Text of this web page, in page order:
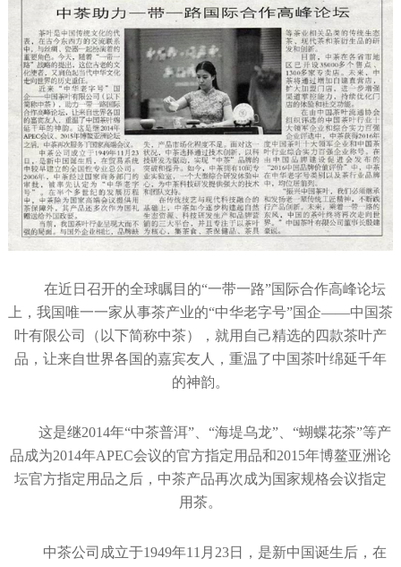
在近日召开的全球瞩目的“一带一路”国际合作高峰论坛
上，我国唯一一家从事茶产业的“中华老字号”国企——中国茶
叶有限公司（以下简称中茶），就用自己精选的四款茶叶产
品，让来自世界各国的嘉宾友人，重温了中国茶叶绵延千年
的神韵。
这是继2014年“中茶普洱”、“海堤乌龙”、“蝴蝶花茶”等产
品成为2014年APEC会议的官方指定用品和2015年博鳌亚洲论
坛官方指定用品之后，中茶产品再次成为国家规格会议指定
用茶。
中茶公司成立于1949年11月23日，是新中国诞生后，在